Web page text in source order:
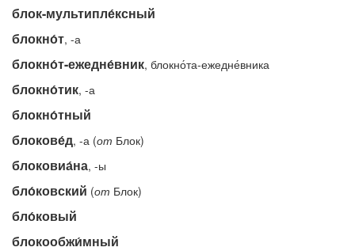
блок-мультипле́ксный
блокно́т, -а
блокно́т-ежедне́вник, блокно́та-ежедне́вника
блокно́тик, -а
блокно́тный
блокове́д, -а (от Блок)
блоковиа́на, -ы
бло́ковский (от Блок)
бло́ковый
блокообжи́мный